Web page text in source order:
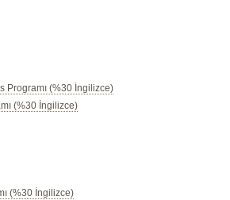
Programı (%30 İngilizce)
(%30 İngilizce)
(%30 İngilizce)